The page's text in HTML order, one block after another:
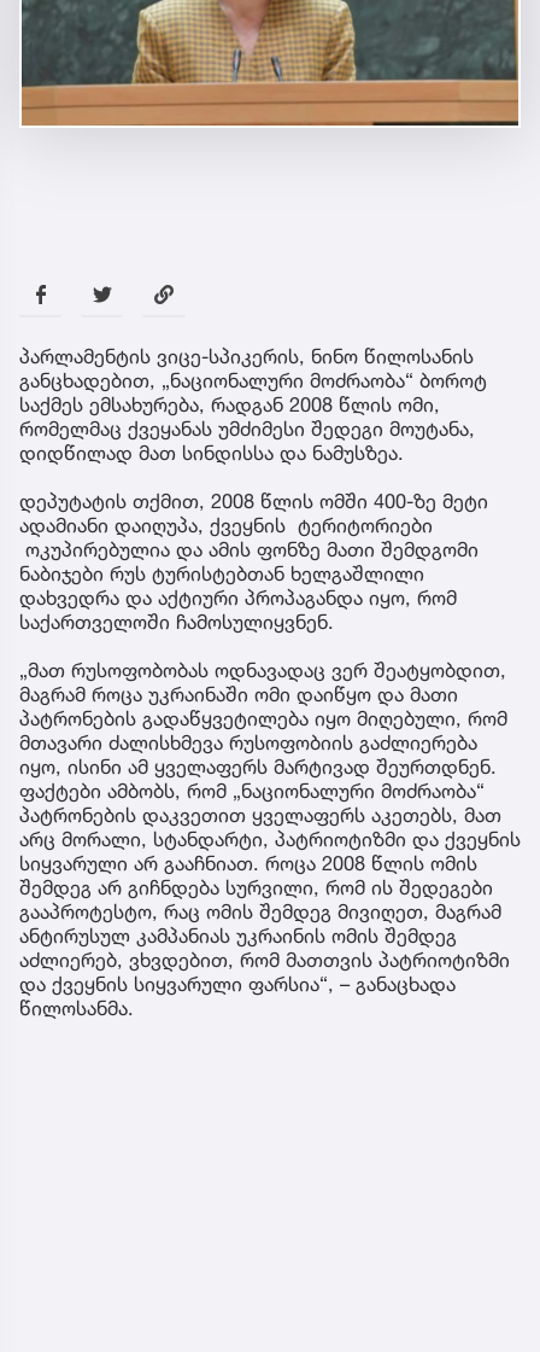
პარლამენტის ვიცე-სპიკერის, ნინო წილოსანის
განცხადებით, „ნაციონალური მოძრაობა“ ბოროტ
საქმეს ემსახურება, რადგან 2008 წლის ომი,
რომელმაც ქვეყანას უმძიმესი შედეგი მოუტანა,
დიდწილად მათ სინდისსა და ნამუსზეა.
დეპუტატის თქმით, 2008 წლის ომში 400-ზე მეტი
ადამიანი დაიღუპა, ქვეყნის ტერიტორიები
ოკუპირებულია და ამის ფონზე მათი შემდგომი
ნაბიჯები რუს ტურისტებთან ხელგაშლილი
დახვედრა და აქტიური პროპაგანდა იყო, რომ
საქართველოში ჩამოსულიყვნენ.
„მათ რუსოფობობას ოდნავადაც ვერ შეატყობდით,
მაგრამ როცა უკრაინაში ომი დაიწყო და მათი
პატრონების გადაწყვეტილება იყო მიღებული, რომ
მთავარი ძალისხმევა რუსოფობიის გაძლიერება
იყო, ისინი ამ ყველაფერს მარტივად შეურთდნენ.
ფაქტები ამბობს, რომ „ნაციონალური მოძრაობა“
პატრონების დაკვეთით ყველაფერს აკეთებს, მათ
არც მორალი, სტანდარტი, პატრიოტიზმი და ქვეყნის
სიყვარული არ გააჩნიათ. როცა 2008 წლის ომის
შემდეგ არ გიჩნდება სურვილი, რომ ის შედეგები
გააპროტესტო, რაც ომის შემდეგ მივიღეთ, მაგრამ
ანტირუსულ კამპანიას უკრაინის ომის შემდეგ
აძლიერებ, ვხვდებით, რომ მათთვის პატრიოტიზმი
და ქვეყნის სიყვარული ფარსია“, – განაცხადა
წილოსანმა.